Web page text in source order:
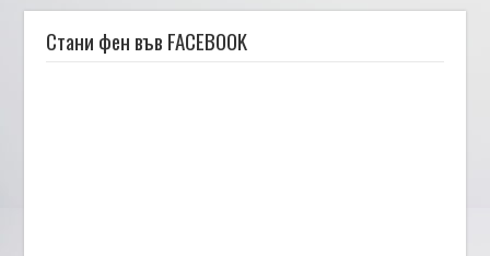
Стани фен във FACEBOOK